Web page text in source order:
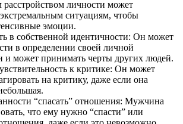
личности может
ситуациям, чтобы
эмоции.
в собственной идентичности: Он может
в определении своей личной
и может принимать черты других людей.
к критике: Он может
на критику, даже если она
“спасать” отношения: Мужчина
что ему нужно “спасти” или